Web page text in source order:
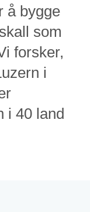
å bygge
som
forsker,
i
i 40 land